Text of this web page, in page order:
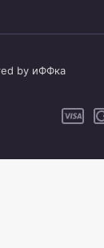
by иФФка